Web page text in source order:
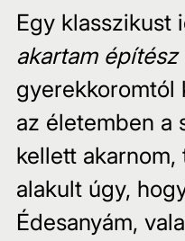
Egy klasszikust
akartam építész
gyerekkoromtól
az életemben a
kellett
alakult úgy,
Édesanyám,